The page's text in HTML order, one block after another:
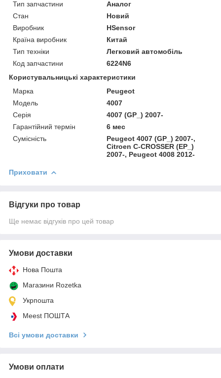
Тип запчастини
Аналог
Стан
Новий
Виробник
HSensor
Країна виробник
Китай
Тип техніки
Легковий автомобіль
Код запчастини
6224N6
Користувальницькі характеристики
Марка
Peugeot
Модель
4007
Серія
4007 (GP_) 2007-
Гарантійний термін
6 мес
Сумісність
Peugeot 4007 (GP_) 2007-,
Citroen C-CROSSER (EP_)
2007-, Peugeot 4008 2012-
Приховати
Відгуки про товар
Ще немає відгуків про цей товар
Умови доставки
Нова Пошта
Магазини Rozetka
Укрпошта
Meest ПОШТА
Всі умови доставки
Умови оплати